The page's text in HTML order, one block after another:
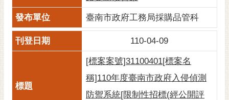
臺南市政府工務局採購品管科
110-04-09
[標案案號]31100401[標案名
稱]110年度臺南市政府入侵偵測
防禦系統[限制性招標(經公開評